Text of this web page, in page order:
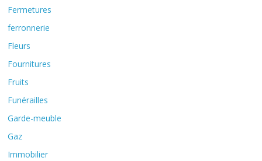
Fermetures
ferronnerie
Fleurs
Fournitures
Fruits
Funérailles
Garde-meuble
Gaz
Immobilier